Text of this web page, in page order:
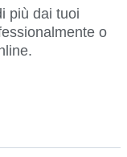
più dai tuoi
o